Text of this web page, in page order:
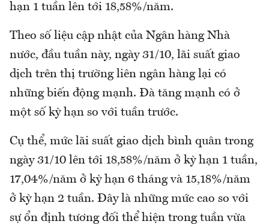
hạn 1 tuần lên tới 18,58%/năm.
Theo số liệu cập nhật của Ngân hàng Nhà
nước, đầu tuần này, ngày 31/10, lãi suất giao
dịch trên thị trường liên ngân hàng lại có
những biến động mạnh. Đà tăng mạnh có ở
một số kỳ hạn so với tuần trước.
Cụ thể, mức lãi suất giao dịch bình quân trong
ngày 31/10 lên tới 18,58%/năm ở kỳ hạn 1 tuần,
17,04%/năm ở kỳ hạn 6 tháng và 15,18%/năm
ở kỳ hạn 2 tuần. Đây là những mức cao so với
sự ổn định tương đối thể hiện trong tuần vừa